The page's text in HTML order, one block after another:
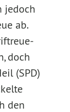
jedoch
ab.
doch
(SPD)
den